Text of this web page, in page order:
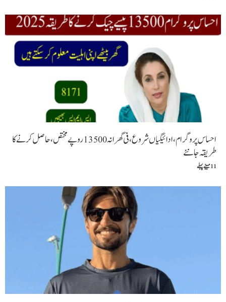
احساس پروگرام، ادائیگیاں شروع،فی گھرانہ 13500روپےمختص،حاصل کرنے کا
طریقہ جا نئے
11 مہینے پہلے